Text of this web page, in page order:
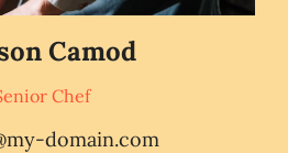
Camod
Chef
domain.com